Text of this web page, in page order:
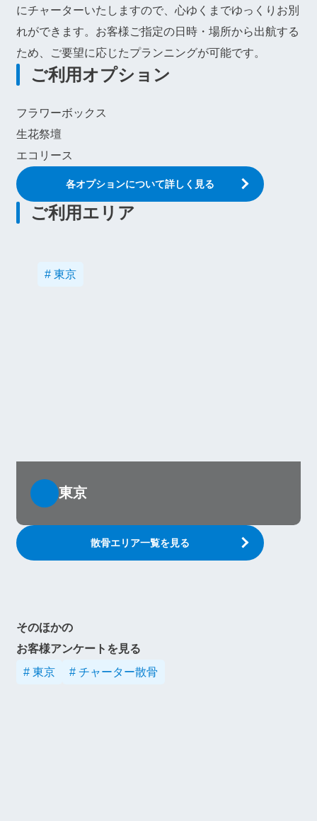
にチャーターいたしますので、心ゆくまでゆっくりお別
れができます。お客様ご指定の日時・場所から出航する
ため、ご要望に応じたプランニングが可能です。
ご利用オプション
フラワーボックス
生花祭壇
エコリース
各オプションについて詳しく見る
ご利用エリア
# 東京
東京
散骨エリア一覧を見る
そのほかの
お客様アンケートを見る
# 東京
# チャーター散骨